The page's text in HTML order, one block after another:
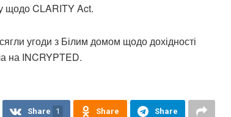
щодо CLARITY Act.
угоди з Білим домом щодо дохідності
на INCRYPTED.
Share 1 Share Share